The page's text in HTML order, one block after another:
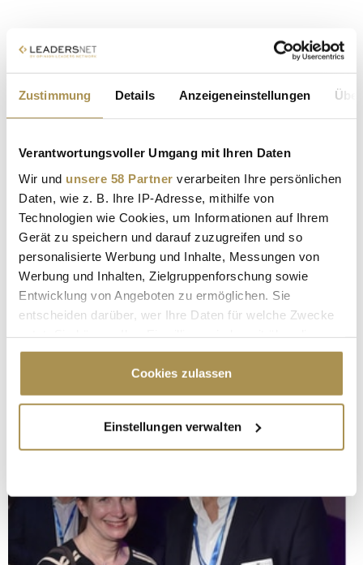
Zustimmung Details Anzeigeneinstellungen
Verantwortungsvoller Umgang mit Ihren Daten
Wir und unsere 58 Partner verarbeiten Ihre persönlichen
Daten, wie z. B. Ihre IP-Adresse, mithilfe von
Technologien wie Cookies, um Informationen auf Ihrem
Gerät zu speichern und darauf zuzugreifen und so
personalisierte Werbung und Inhalte, Messungen von
Werbung und Inhalten, Zielgruppenforschung sowie
Entwicklung von Angeboten zu ermöglichen. Sie
entscheiden darüber, wer Ihre Daten für welche Zwecke
Cookie-Erklärung oder durch Klicken auf das Privacy
Trigger Symbol ändern oder widerrufen
Informationen über Ihre geografische Lage
erfassen, welche bis auf einige Meter genau sein
bestimmten Merkmalen (Fingerprinting) identifizieren
Erfahren Sie mehr darüber, wie Ihre persönlichen Daten
verarbeitet werden, und legen Sie Ihre Präferenzen im
Cookies zulassen
Einstellungen verwalten